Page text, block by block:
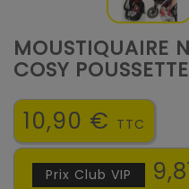
MOUSTIQUAIRE
COSY
10,90 € TTC
Prix Club VIP